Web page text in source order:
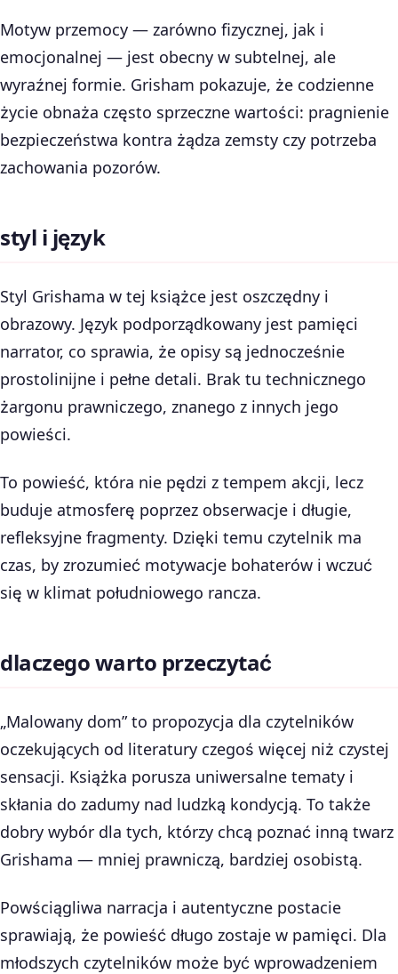
Motyw przemocy — zarówno fizycznej, jak i
emocjonalnej — jest obecny w subtelnej, ale
wyraźnej formie. Grisham pokazuje, że codzienne
życie obnaża często sprzeczne wartości: pragnienie
bezpieczeństwa kontra żądza zemsty czy potrzeba
zachowania pozorów.
styl i język
Styl Grishama w tej książce jest oszczędny i
obrazowy. Język podporządkowany jest pamięci
narrator, co sprawia, że opisy są jednocześnie
prostolinijne i pełne detali. Brak tu technicznego
żargonu prawniczego, znanego z innych jego
powieści.
To powieść, która nie pędzi z tempem akcji, lecz
buduje atmosferę poprzez obserwacje i długie,
refleksyjne fragmenty. Dzięki temu czytelnik ma
czas, by zrozumieć motywacje bohaterów i wczuć
się w klimat południowego rancza.
dlaczego warto przeczytać
„Malowany dom” to propozycja dla czytelników
oczekujących od literatury czegoś więcej niż czystej
sensacji. Książka porusza uniwersalne tematy i
skłania do zadumy nad ludzką kondycją. To także
dobry wybór dla tych, którzy chcą poznać inną twarz
Grishama — mniej prawniczą, bardziej osobistą.
Powściągliwa narracja i autentyczne postacie
sprawiają, że powieść długo zostaje w pamięci. Dla
młodszych czytelników może być wprowadzeniem